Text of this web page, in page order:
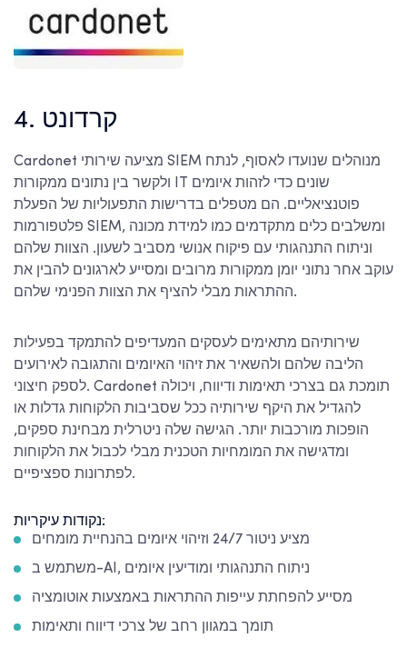
4. קרדונט
Cardonet מציעה שירותי SIEM מנוהלים שנועדו לאסוף, לנתח
ולקשר בין נתונים ממקורות IT שונים כדי לזהות איומים
פוטנציאליים. הם מטפלים בדרישות התפעוליות של הפעלת
פלטפורמות SIEM, ומשלבים כלים מתקדמים כמו למידת מכונה
וניתוח התנהגותי עם פיקוח אנושי מסביב לשעון. הצוות שלהם
עוקב אחר נתוני יומן ממקורות מרובים ומסייע לארגונים להבין את
ההתראות מבלי להציף את הצוות הפנימי שלהם.
שירותיהם מתאימים לעסקים המעדיפים להתמקד בפעילות
הליבה שלהם ולהשאיר את זיהוי האיומים והתגובה לאירועים
לספק חיצוני. Cardonet תומכת גם בצרכי תאימות ודיווח, ויכולה
להגדיל את היקף שירותיה ככל שסביבות הלקוחות גדלות או
הופכות מורכבות יותר. הגישה שלה ניטרלית מבחינת ספקים,
ומדגישה את המומחיות הטכנית מבלי לכבול את הלקוחות
לפתרונות ספציפיים.
נקודות עיקריות:
מציע ניטור 24/7 וזיהוי איומים בהנחיית מומחים
משתמש ב-AI, ניתוח התנהגותי ומודיעין איומים
מסייע להפחתת עייפות ההתראות באמצעות אוטומציה
תומך במגוון רחב של צרכי דיווח ותאימות